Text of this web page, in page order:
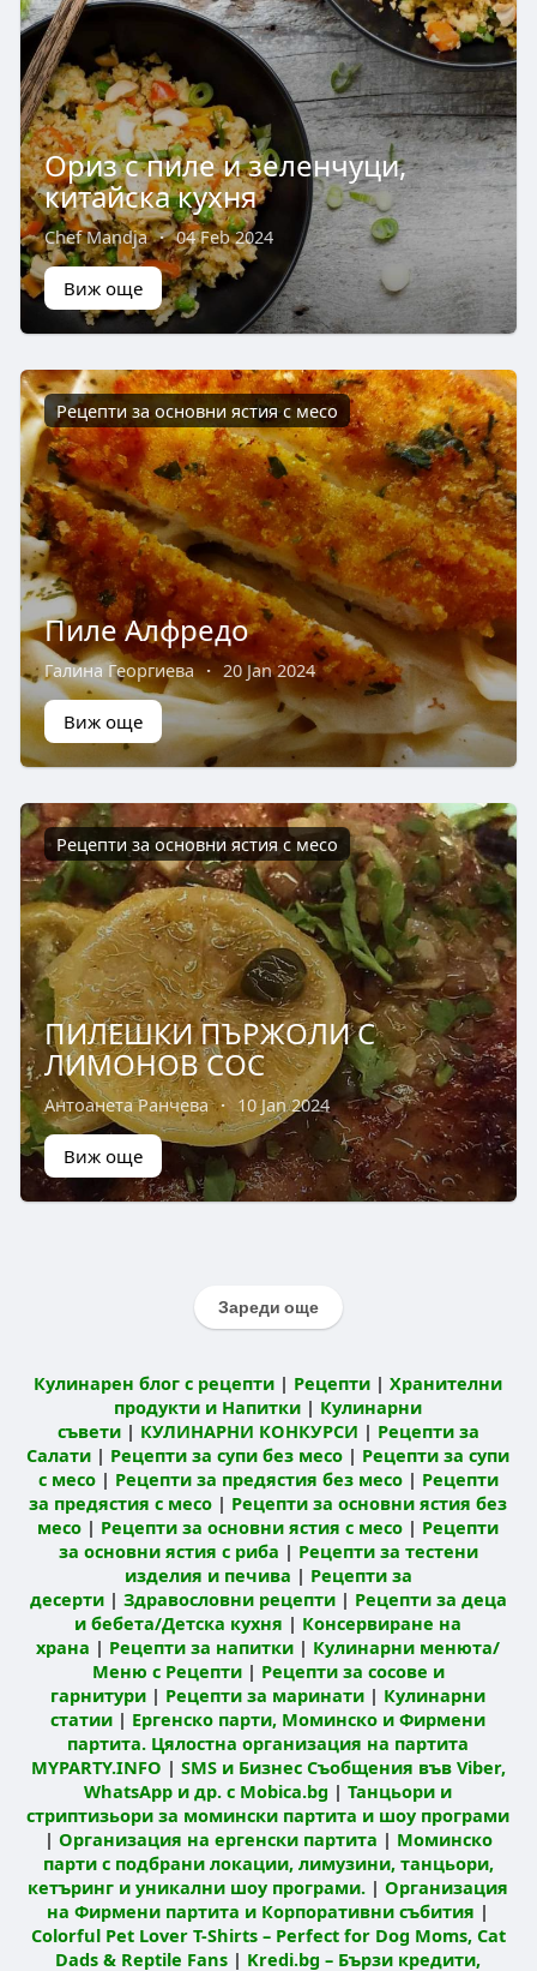
Ориз с пиле и зеленчуци,
китайска кухня
Chef Mandja · 04 Feb 2024
Виж още
Рецепти за основни ястия с месо
Пиле Алфредо
Галина Георгиева · 20 Jan 2024
Виж още
Рецепти за основни ястия с месо
ПИЛЕШКИ ПЪРЖОЛИ С
ЛИМОНОВ СОС
Антоанета Ранчева · 10 Jan 2024
Виж още
Зареди още
Кулинарен блог с рецепти | Рецепти |Хранителни
продукти и Напитки | Кулинарни
съвети| КУЛИНАРНИ КОНКУРСИ | Рецепти за
Салати | Рецепти за супи без месо | Рецепти за супи
с месо| Рецепти за предястия без месо| Рецепти
за предястия с месо | Рецепти за основни ястия без
месо | Рецепти за основни ястия с месо | Рецепти
за основни ястия с риба | Рецепти за тестени
изделия и печива | Рецепти за
десерти| Здравословни рецепти| Рецепти за деца
и бебета/Детска кухня | Консервиране на
храна | Рецепти за напитки | Кулинарни менюта/
Меню с Рецепти| Рецепти за сосове и
гарнитури | Рецепти за маринати | Кулинарни
статии | Ергенско парти, Моминско и Фирмени
партита. Цялостна организация на партита
MYPARTY.INFO | SMS и Бизнес Съобщения във Viber,
WhatsApp и др. с Mobica.bg |Танцьори и
стриптизьори за момински партита и шоу програми
| Организация на ергенски партита | Моминско
парти с подбрани локации, лимузини, танцьори,
кетъринг и уникални шоу програми. |Организация
на Фирмени партита и Корпоративни събития |
Colorful Pet Lover T-Shirts – Perfect for Dog Moms, Cat
Dads & Reptile Fans | Kredi.bg – Бързи кредити,